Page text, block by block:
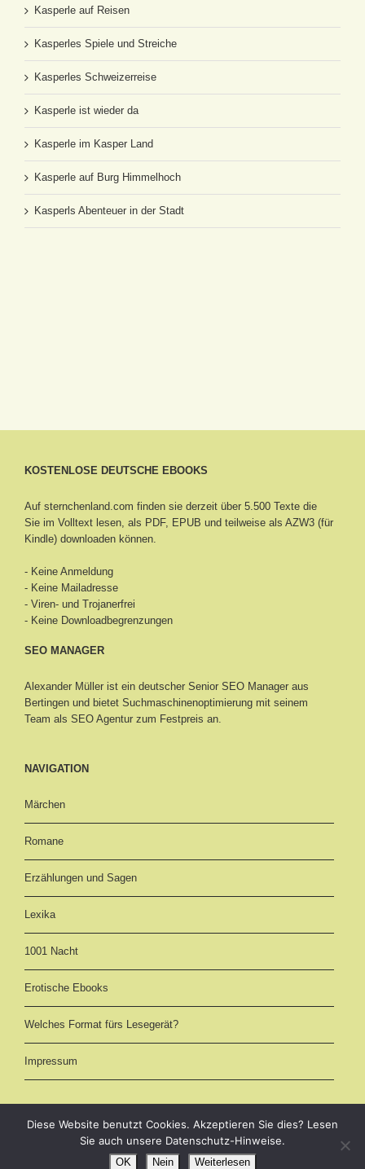
Kasperle auf Reisen
Kasperles Spiele und Streiche
Kasperles Schweizerreise
Kasperle ist wieder da
Kasperle im Kasper Land
Kasperle auf Burg Himmelhoch
Kasperls Abenteuer in der Stadt
KOSTENLOSE DEUTSCHE EBOOKS
Auf sternchenland.com finden sie derzeit über 5.500 Texte die
Sie im Volltext lesen, als PDF, EPUB und teilweise als AZW3 (für
Kindle) downloaden können.
- Keine Anmeldung
- Keine Mailadresse
- Viren- und Trojanerfrei
- Keine Downloadbegrenzungen
SEO MANAGER
Alexander Müller ist ein deutscher Senior SEO Manager aus
Bertingen und bietet Suchmaschinenoptimierung mit seinem
Team als SEO Agentur zum Festpreis an.
NAVIGATION
Märchen
Romane
Erzählungen und Sagen
Lexika
1001 Nacht
Erotische Ebooks
Welches Format fürs Lesegerät?
Impressum
eBooks kostenlos downloaden als EPUB, AZW3 (Kindle) und PDF -
Diese Website benutzt Cookies. Akzeptieren Sie dies? Lesen
Sie auch unsere Datenschutz-Hinweise.
OK Nein Weiterlesen